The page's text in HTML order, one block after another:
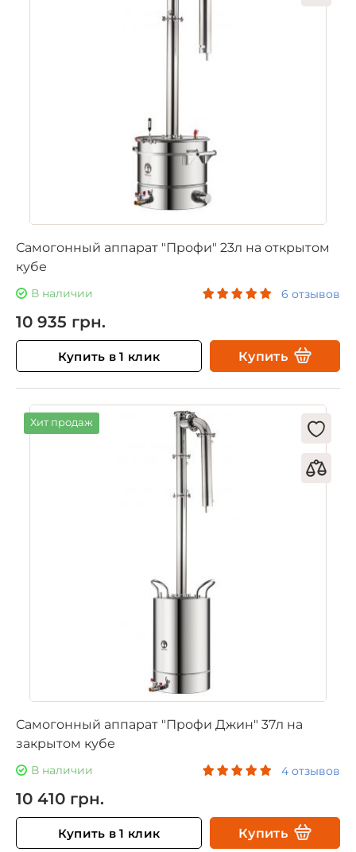
Самогонный аппарат "Профи" 23л на открытом
кубе
В наличии 6 отзывов
10 935 грн.
Купить в 1 клик Купить
Хит продаж
Самогонный аппарат "Профи Джин" 37л на
закрытом кубе
В наличии 4 отзывов
10 410 грн.
Купить в 1 клик Купить